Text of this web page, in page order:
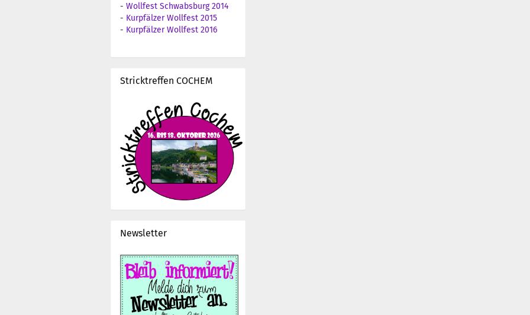
- Wollfest Schwabsburg 2014
- Kurpfälzer Wollfest 2015
- Kurpfälzer Wollfest 2016
Stricktreffen COCHEM
Newsletter